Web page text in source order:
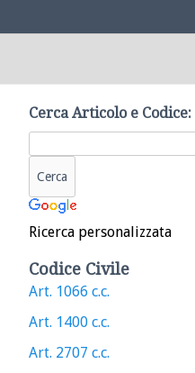
Cerca Articolo e Codice:
Ricerca personalizzata
Codice Civile
Art. 1066 c.c.
Art. 1400 c.c.
Art. 2707 c.c.